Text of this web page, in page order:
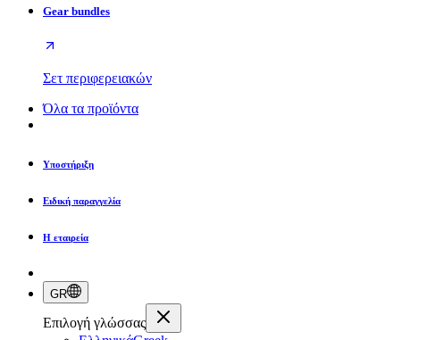
Gear bundles
Σετ περιφερειακών
Όλα τα προϊόντα
Υποστήριξη
Ειδική παραγγελία
Η εταιρεία
GR
Επιλογή γλώσσας